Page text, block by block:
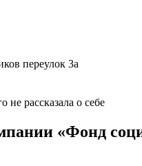
переулок 3а
не рассказала о себе
«Фонд